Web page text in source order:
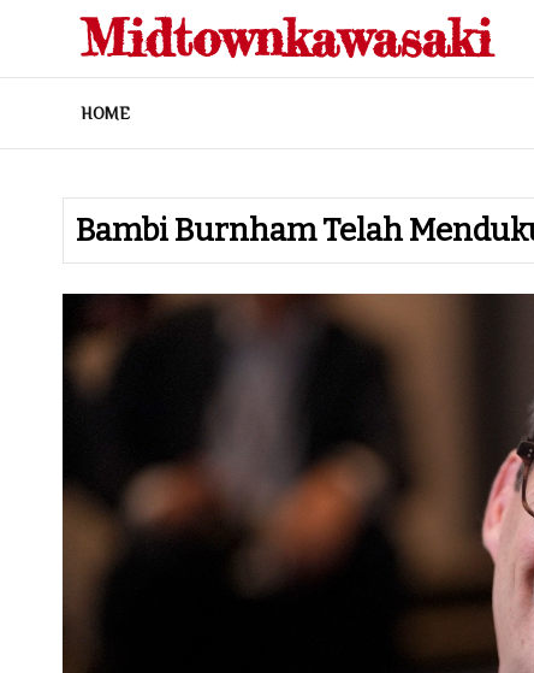
content
Midtownkawasaki
HOME
Bambi Burnham Telah